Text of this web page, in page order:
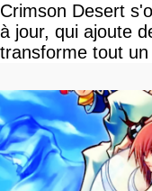
Crimson Desert
à jour, qui ajoute
transforme tout